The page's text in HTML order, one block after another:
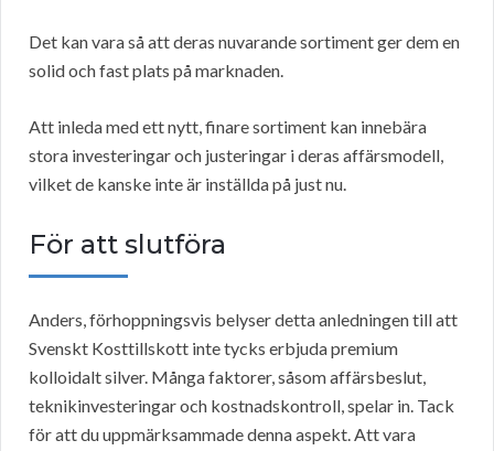
Det kan vara så att deras nuvarande sortiment ger dem en
solid och fast plats på marknaden.
Att inleda med ett nytt, finare sortiment kan innebära
stora investeringar och justeringar i deras affärsmodell,
vilket de kanske inte är inställda på just nu.
För att slutföra
Anders, förhoppningsvis belyser detta anledningen till att
Svenskt Kosttillskott inte tycks erbjuda premium
kolloidalt silver. Många faktorer, såsom affärsbeslut,
teknikinvesteringar och kostnadskontroll, spelar in. Tack
för att du uppmärksammade denna aspekt. Att vara